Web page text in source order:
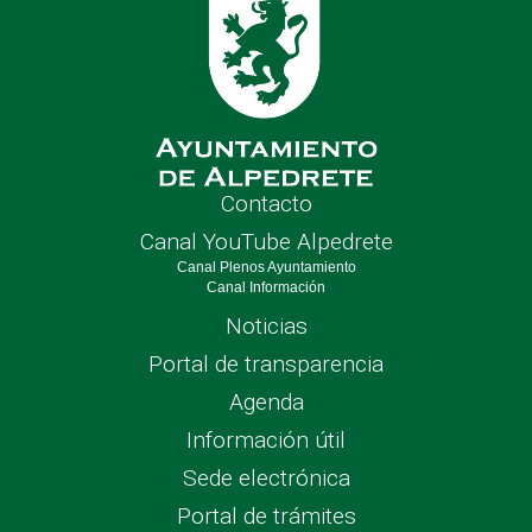
Contacto
Canal YouTube Alpedrete
Canal Plenos Ayuntamiento
Canal Información
Noticias
Portal de transparencia
Agenda
Información útil
Sede electrónica
Portal de trámites